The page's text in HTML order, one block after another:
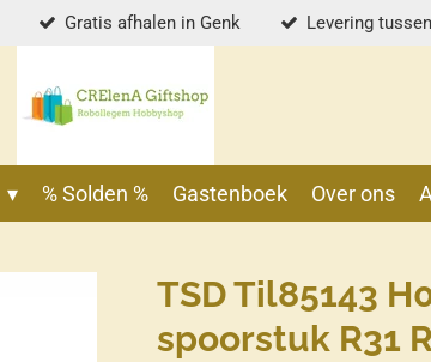
Gratis afhalen in Genk Levering
% Solden % Gastenboek Over ons
TSD Til85143
spoorstuk R31